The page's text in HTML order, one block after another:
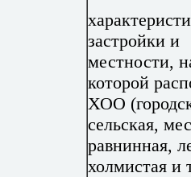
застройки и
местности,
которой
ХОО
сельская,
равнинная,
холмистая и